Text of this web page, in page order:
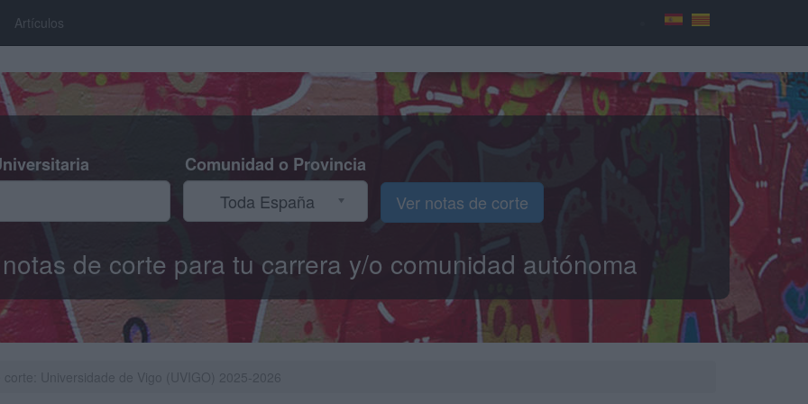
Artículos
Comunidad o Provincia
Toda España
Ver notas de corte
de corte para tu carrera y/o comunidad autónoma